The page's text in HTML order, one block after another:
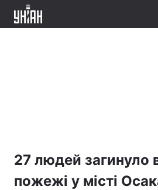
27 людей загинуло
пожежі у місті